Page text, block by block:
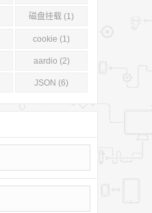
磁盘挂载 (1)
cookie (1)
aardio (2)
JSON (6)